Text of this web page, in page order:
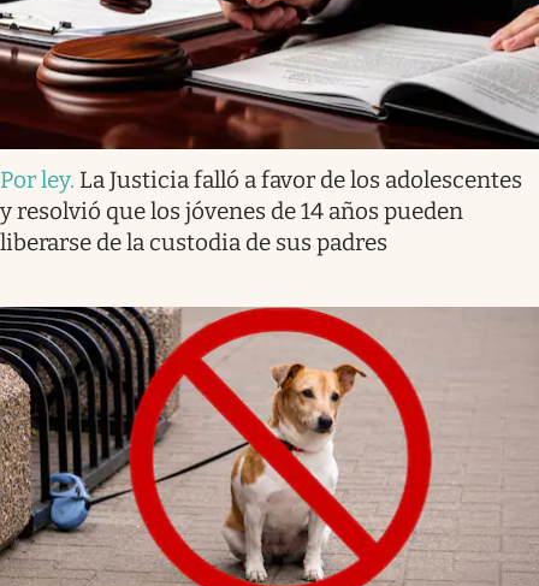
Por ley. La Justicia falló a favor de los adolescentes
y resolvió que los jóvenes de 14 años pueden
liberarse de la custodia de sus padres